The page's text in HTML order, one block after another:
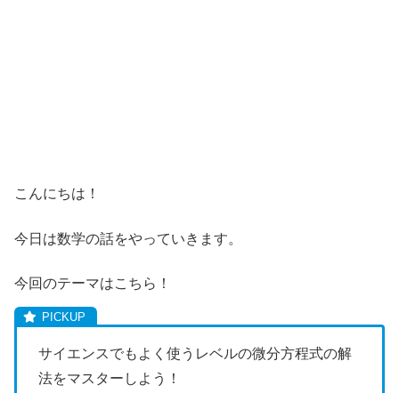
こんにちは！
今日は数学の話をやっていきます。
今回のテーマはこちら！
サイエンスでもよく使うレベルの微分方程式の解
法をマスターしよう！